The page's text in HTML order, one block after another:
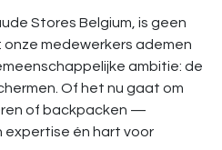
Stores Belgium, is geen
medewerkers ademen
ambitie: de
Of het nu gaat om
of backpacken —
expertise én hart voor